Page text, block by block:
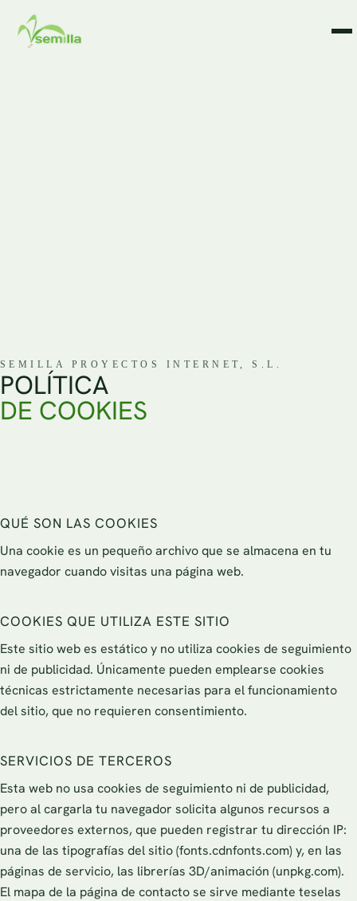
SEMILLA PROYECTOS INTERNET, S.L.
POLÍTICA
DE COOKIES
QUÉ SON LAS COOKIES
Una cookie es un pequeño archivo que se almacena en tu
navegador cuando visitas una página web.
COOKIES QUE UTILIZA ESTE SITIO
Este sitio web es estático y no utiliza cookies de seguimiento
ni de publicidad. Únicamente pueden emplearse cookies
técnicas estrictamente necesarias para el funcionamiento
del sitio, que no requieren consentimiento.
SERVICIOS DE TERCEROS
Esta web no usa cookies de seguimiento ni de publicidad,
pero al cargarla tu navegador solicita algunos recursos a
proveedores externos, que pueden registrar tu dirección IP:
una de las tipografías del sitio (fonts.cdnfonts.com) y, en las
páginas de servicio, las librerías 3D/animación (unpkg.com).
El mapa de la página de contacto se sirve mediante teselas